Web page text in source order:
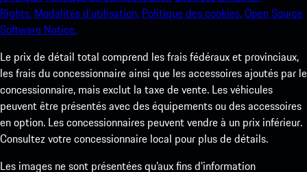
Rights. Modalités d’utilisation. Politique des cookies.Open Source
Software Notice.
Le prix de détail total comprend les frais fédéraux et provinciaux,
les frais du concessionnaire ainsi que les accessoires ajoutés par le
concessionnaire, mais exclut la taxe de vente. Les véhicules
peuvent être présentés avec des équipements ou des accessoires
en option. Les concessionnaires peuvent vendre à un prix inférieur.
Consultez votre concessionnaire local pour plus de détails.
Les images ne sont présentées qu’aux fins d’information